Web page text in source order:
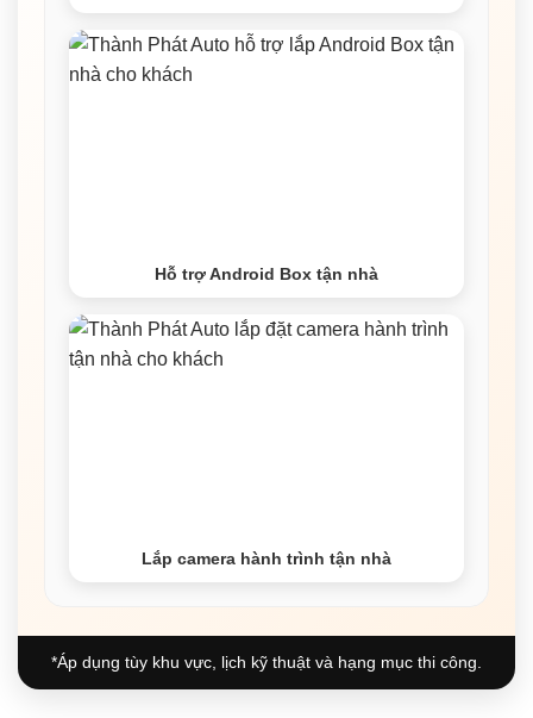
Hỗ trợ Android Box tận nhà
Lắp camera hành trình tận nhà
*Áp dụng tùy khu vực, lịch kỹ thuật và hạng mục thi công.